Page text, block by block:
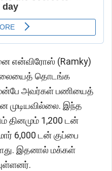
என்விரோஸ் (Ramky)
தொடங்க
அவர்கள் பணியைத்
முடியவில்லை. இந்த
தினமும் 1,200 டன்
6,000 டன் குப்பை
இதனால் மக்கள்